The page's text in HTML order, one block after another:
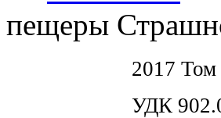
пещеры
2017
УДК